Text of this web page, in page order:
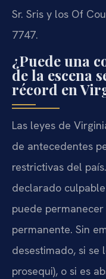
Sr. Sris y los Of
7747.
¿Puede una
de la escena
récord en
Las leyes de
de antecedentes
restrictivas del
declarado
puede
permanente. Sin
desestimado, si se
prosequi), o si es